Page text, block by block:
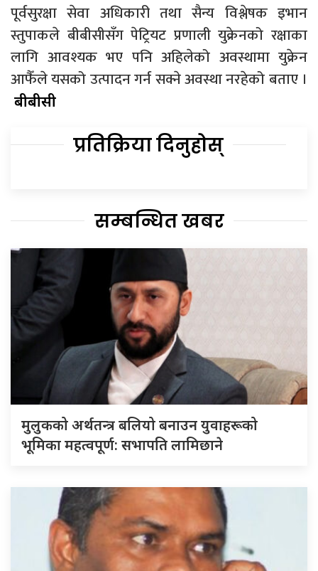
पूर्वसुरक्षा सेवा अधिकारी तथा सैन्य विश्लेषक इभान
स्तुपाकले बीबीसीसँग पेट्रियट प्रणाली युक्रेनको रक्षाका
लागि आवश्यक भए पनि अहिलेको अवस्थामा युक्रेन
आफैँले यसको उत्पादन गर्न सक्ने अवस्था नरहेको बताए ।
बीबीसी
प्रतिक्रिया दिनुहोस्
सम्बन्धित खबर
मुलुकको अर्थतन्त्र बलियो बनाउन युवाहरूको
भूमिका महत्वपूर्ण: सभापति लामिछाने